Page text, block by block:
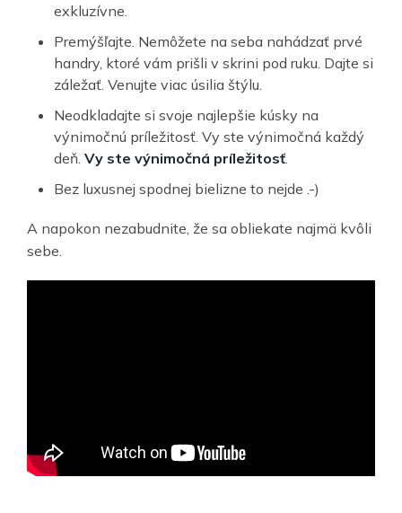
exkluzívne.
Premýšľajte. Nemôžete na seba nahádzať prvé
handry, ktoré vám prišli v skrini pod ruku. Dajte si
záležať. Venujte viac úsilia štýlu.
Neodkladajte si svoje najlepšie kúsky na
výnimočnú príležitosť. Vy ste výnimočná každý
deň. Vy ste výnimočná príležitosť
Bez luxusnej spodnej bielizne to nejde .-)
A napokon nezabudnite, že sa obliekate najmä kvôli
sebe.